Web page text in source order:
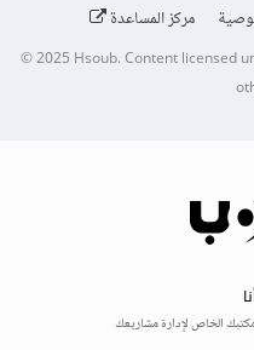
مركز المساعدة
© 2025Hsoub.Content licensed